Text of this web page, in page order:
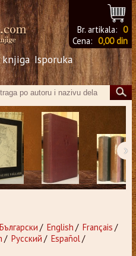
Br. artikala: 0
Cena: 0,00 din
Isporuka
›
Български / English / Français /
/ Русский / Español/